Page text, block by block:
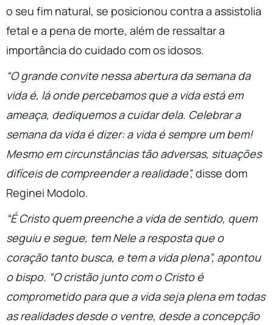
o seu fim natural, se posicionou contra a assistolia
fetal e a pena de morte, além de ressaltar a
importância do cuidado com os idosos.
“O grande convite nessa abertura da semana da
vida é, lá onde percebamos que a vida está em
ameaça, dediquemos a cuidar dela. Celebrar a
semana da vida é dizer: a vida é sempre um bem!
Mesmo em circunstâncias tão adversas, situações
difíceis de compreender a realidade”,disse dom
Reginei Modolo.
“É Cristo quem preenche a vida de sentido, quem
seguiu e segue, tem Nele a resposta que o
coração tanto busca, e tem a vida plena”, apontou
o bispo. “O cristão junto com o Cristo é
comprometido para que a vida seja plena em todas
as realidades desde o ventre, desde a concepção